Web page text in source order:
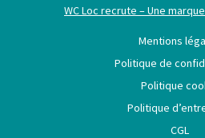
WC Loc recrute – Une
Mentions
Politique de
Politique
Politique
CGL